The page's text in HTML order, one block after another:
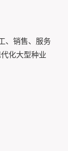
、销售、服务
化大型种业